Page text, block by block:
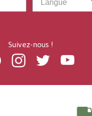
Suivez-nous !
FacebookInstagramTwitter Youtube